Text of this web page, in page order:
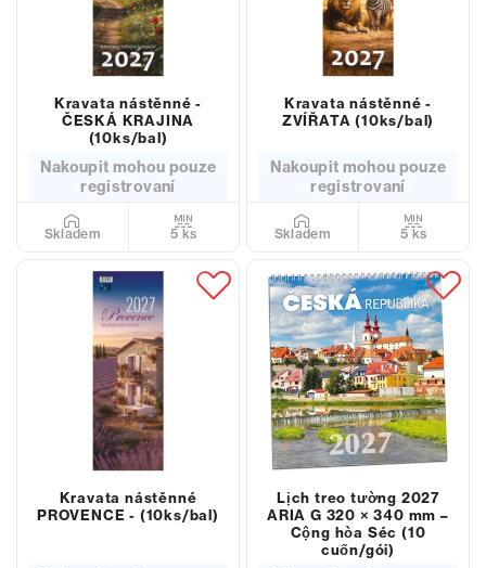
Kravata nástěnné -
ČESKÁ KRAJINA
(10ks/bal)
Nakoupit mohou pouze
registrovaní
Skladem 5 ks
Kravata nástěnné -
ZVÍŘATA (10ks/bal)
Nakoupit mohou pouze
registrovaní
Skladem 5 ks
Kravata nástěnné
PROVENCE - (10ks/bal)
Lịch treo tường 2027
ARIA G 320 × 340 mm –
Cộng hòa Séc (10
cuốn/gói)